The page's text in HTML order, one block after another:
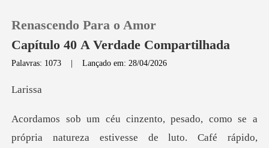
Loja
Renascendo Para o Amor
Capítulo 40 A Verdade Compartilhada
Palavras: 1073 |Lançado em: 28/04/2026
ri
ido,